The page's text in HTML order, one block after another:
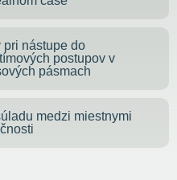
pri nástupe do
postupov v
pásmach
medzi miestnymi